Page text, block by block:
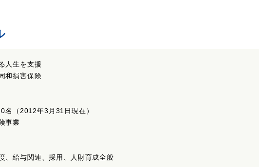
人生を支援
和損害保険
名（2012年3月31日現在）
事業
、給与関連、採用、人財育成全般